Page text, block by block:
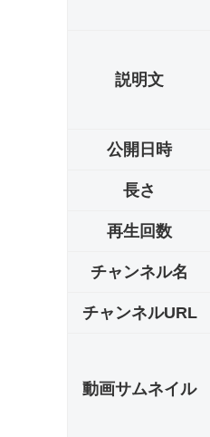
説明文
公開日時
長さ
再生回数
チャンネル名
チャンネルURL
動画サムネイル